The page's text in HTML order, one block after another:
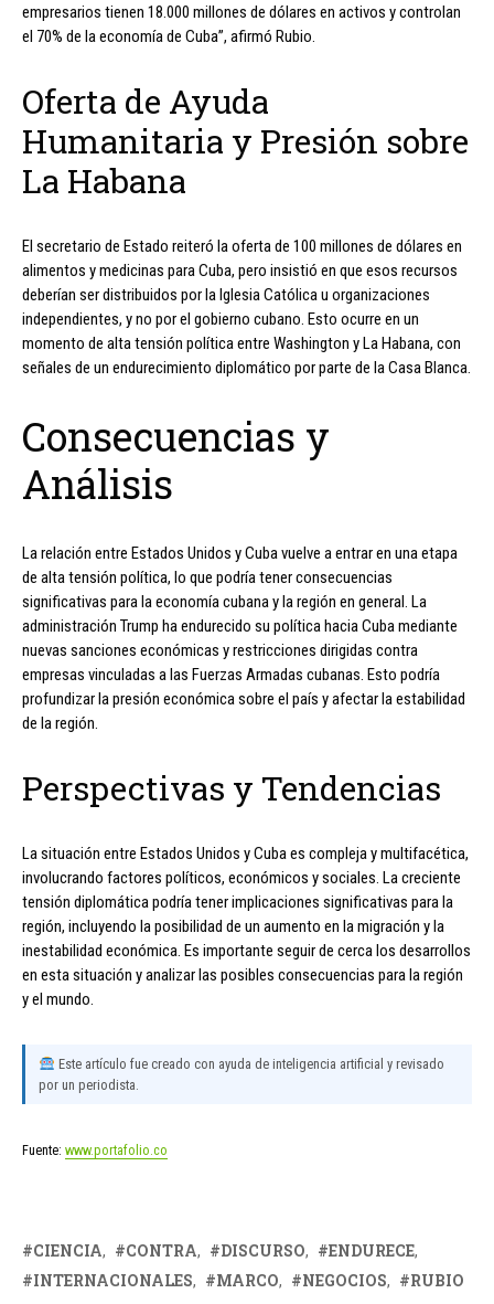
empresarios tienen 18.000 millones de dólares en activos y controlan
el 70% de la economía de Cuba”, afirmó Rubio.
Oferta de Ayuda
Humanitaria y Presión sobre
La Habana
El secretario de Estado reiteró la oferta de 100 millones de dólares en
alimentos y medicinas para Cuba, pero insistió en que esos recursos
deberían ser distribuidos por la Iglesia Católica u organizaciones
independientes, y no por el gobierno cubano. Esto ocurre en un
momento de alta tensión política entre Washington y La Habana, con
señales de un endurecimiento diplomático por parte de la Casa Blanca.
Consecuencias y
Análisis
La relación entre Estados Unidos y Cuba vuelve a entrar en una etapa
de alta tensión política, lo que podría tener consecuencias
significativas para la economía cubana y la región en general. La
administración Trump ha endurecido su política hacia Cuba mediante
nuevas sanciones económicas y restricciones dirigidas contra
empresas vinculadas a las Fuerzas Armadas cubanas. Esto podría
profundizar la presión económica sobre el país y afectar la estabilidad
de la región.
Perspectivas y Tendencias
La situación entre Estados Unidos y Cuba es compleja y multifacética,
involucrando factores políticos, económicos y sociales. La creciente
tensión diplomática podría tener implicaciones significativas para la
región, incluyendo la posibilidad de un aumento en la migración y la
inestabilidad económica. Es importante seguir de cerca los desarrollos
en esta situación y analizar las posibles consecuencias para la región
y el mundo.
Este artículo fue creado con ayuda de inteligencia artificial y revisado
por un periodista.
Fuente: www.portafolio.co
CIENCIA CONTRA DISCURSO
ENDURECE
INTERNACIONALES
MARCO NEGOCIOS RUBIO